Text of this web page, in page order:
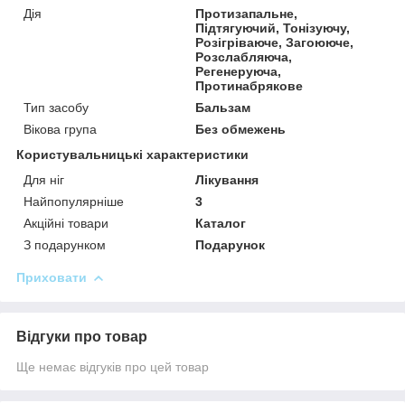
Дія
Протизапальне,
Підтягуючий, Тонізуючу,
Розігріваюче, Загоююче,
Розслабляюча,
Регенеруюча,
Протинабрякове
Тип засобу
Бальзам
Вікова група
Без обмежень
Користувальницькі характеристики
Для ніг
Лікування
Найпопулярніше
3
Акційні товари
Каталог
З подарунком
Подарунок
Приховати
Відгуки про товар
Ще немає відгуків про цей товар